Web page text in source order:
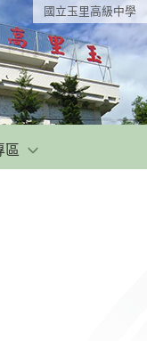
國立玉里高級中學
區